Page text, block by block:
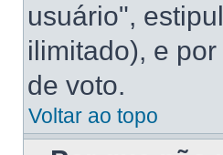
usuário",
ilimitado), e
de voto.
Voltar ao topo